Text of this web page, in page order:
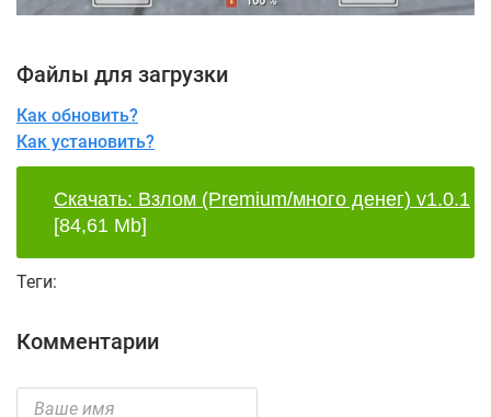
Файлы для загрузки
Как обновить?
Как установить?
Скачать: Взлом (Premium/много денег) v1.0.1
[84,61 Mb]
Теги:
Комментарии